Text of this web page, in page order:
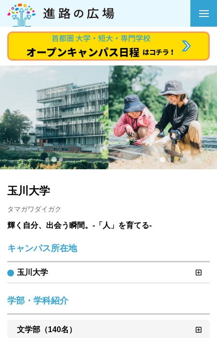
玉川大学
タマガワダイガク
輝く自分、出会う瞬間。-「人」を育てる-
キャンパス所在地
玉川大学
学部・学科紹介
文学部（140名）